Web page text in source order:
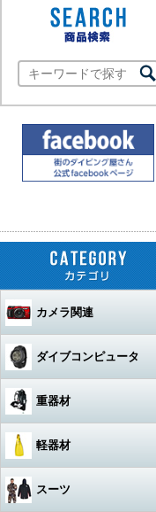
カメラ関連
セット
カメラ本体
カメラハウジング・ポート
一眼レフカメラハウジング
ミラーレスカメラハウジング
レンズ
マクロレンズ
ストロボ
ダイブコンピュータ
ウォッチタイプ
大画面モデル
トランスミッター
コンソールモデル
重器材
レギュレター
レギュレター
オクトパス
軽器材
マスクスーツ